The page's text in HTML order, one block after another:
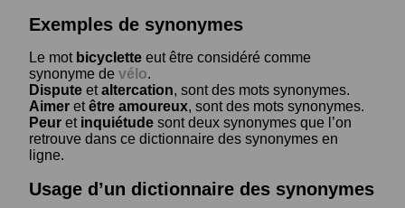
Exemples de synonymes
Le mot bicyclette eut être considéré comme
synonyme de vélo.
Dispute etaltercation, sont des mots synonymes.
Aimer etêtre amoureux, sont des mots synonymes.
Peur et inquiétude sont deux synonymes que l’on
retrouve dans ce dictionnaire des synonymes en
ligne.
Usage d’un dictionnaire des synonymes